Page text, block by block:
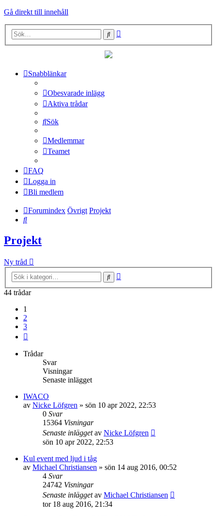
Gå direkt till innehåll
Sök
Snabblänkar
Obesvarade inlägg
Aktiva trådar
Sök
Medlemmar
Teamet
FAQ
Logga in
Bli medlem
Forumindex Övrigt Projekt
Sök
Projekt
Ny tråd
Sök
44 trådar
1
2
3
Trådar
Svar
Visningar
Senaste inlägget
IWACO
av Nicke Löfgren » sön 10 apr 2022, 22:53
0 Svar
15364 Visningar
Senaste inläggetav Nicke Löfgren
sön 10 apr 2022, 22:53
Kul event med ljud i tåg
av Michael Christiansen » sön 14 aug 2016, 00:52
4 Svar
24742 Visningar
Senaste inläggetav Michael Christiansen
tor 18 aug 2016, 21:34